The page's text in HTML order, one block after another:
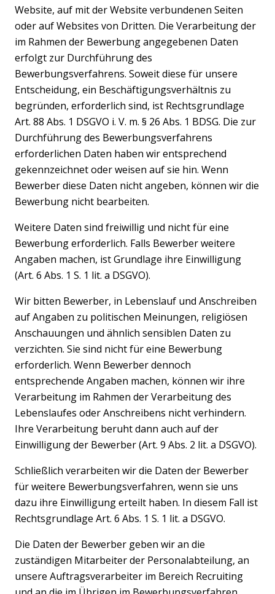
Website, auf mit der Website verbundenen Seiten
oder auf Websites von Dritten. Die Verarbeitung der
im Rahmen der Bewerbung angegebenen Daten
erfolgt zur Durchführung des
Bewerbungsverfahrens. Soweit diese für unsere
Entscheidung, ein Beschäftigungsverhältnis zu
begründen, erforderlich sind, ist Rechtsgrundlage
Art. 88 Abs. 1 DSGVO i. V. m. § 26 Abs. 1 BDSG. Die zur
Durchführung des Bewerbungsverfahrens
erforderlichen Daten haben wir entsprechend
gekennzeichnet oder weisen auf sie hin. Wenn
Bewerber diese Daten nicht angeben, können wir die
Bewerbung nicht bearbeiten.
Weitere Daten sind freiwillig und nicht für eine
Bewerbung erforderlich. Falls Bewerber weitere
Angaben machen, ist Grundlage ihre Einwilligung
(Art. 6 Abs. 1 S. 1 lit. a DSGVO).
Wir bitten Bewerber, in Lebenslauf und Anschreiben
auf Angaben zu politischen Meinungen, religiösen
Anschauungen und ähnlich sensiblen Daten zu
verzichten. Sie sind nicht für eine Bewerbung
erforderlich. Wenn Bewerber dennoch
entsprechende Angaben machen, können wir ihre
Verarbeitung im Rahmen der Verarbeitung des
Lebenslaufes oder Anschreibens nicht verhindern.
Ihre Verarbeitung beruht dann auch auf der
Einwilligung der Bewerber (Art. 9 Abs. 2 lit. a DSGVO).
Schließlich verarbeiten wir die Daten der Bewerber
für weitere Bewerbungsverfahren, wenn sie uns
dazu ihre Einwilligung erteilt haben. In diesem Fall ist
Rechtsgrundlage Art. 6 Abs. 1 S. 1 lit. a DSGVO.
Die Daten der Bewerber geben wir an die
zuständigen Mitarbeiter der Personalabteilung, an
unsere Auftragsverarbeiter im Bereich Recruiting